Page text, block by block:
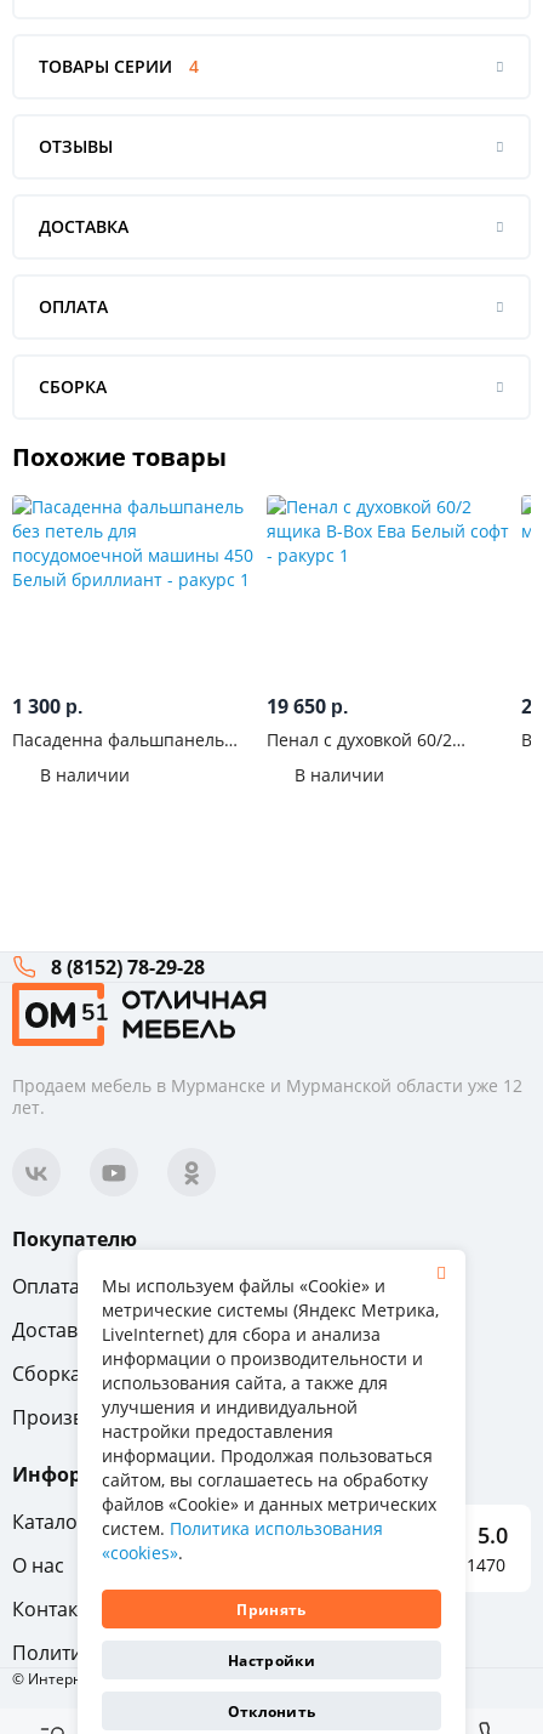
ТОВАРЫ СЕРИИ 4
ОТЗЫВЫ
ДОСТАВКА
ОПЛАТА
СБОРКА
Похожие товары
1 300 р.
Пасаденна фальшпанель
посудомоечной машины 450
В наличии
19 650 р.
Пенал с духовкой 60/2
В наличии
2
8 (8152) 78-29-28
Продаем мебель в Мурманске и Мурманской области уже 12
лет.
Покупателю
Оплата
Вопрос-ответ
Доставка
Обмен и возврат
Сборка
Гарантия
Производители
Информация
Каталог мебели
О нас
Контакты
Политика конфиденциальности
5.0
Отзывы о нас 1470
© Интернет-магазин «Отличная мебель», 2011-2026
Мы используем файлы «Cookie» и
метрические системы (Яндекс Метрика,
LiveInternet) для сбора и анализа
информации о производительности и
использования сайта, а также для
улучшения и индивидуальной
настройки предоставления
информации. Продолжая пользоваться
сайтом, вы соглашаетесь на обработку
файлов «Cookie» и данных метрических
систем. Политика использования
«cookies».
Принять
Настройки
Отклонить